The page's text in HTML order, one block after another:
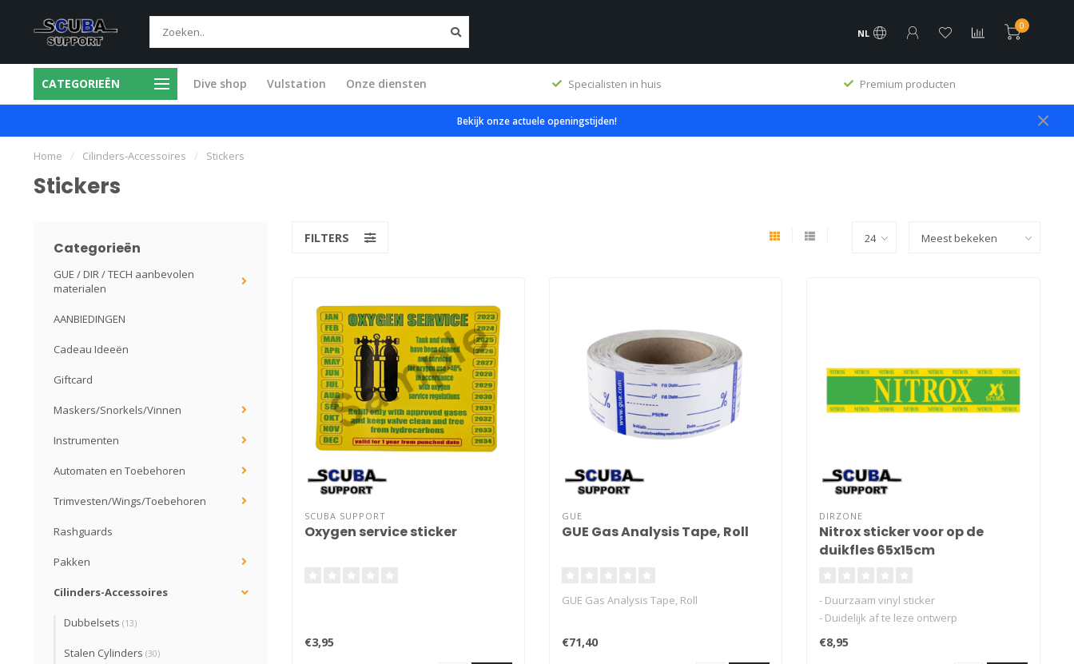
NL
0
CATEGORIEËN Dive shop Vulstation Onze diensten
en vakkundig Specialisten in huis Premium producten Alle service in eigen werkplaats
Bekijk onze actuele openingstijden!
Home / Cilinders-Accessoires / Stickers
Stickers
Categorieën
GUE / DIR / TECH aanbevolen
materialen
AANBIEDINGEN
Cadeau Ideeën
Giftcard
Maskers/Snorkels/Vinnen
Instrumenten
Automaten en Toebehoren
Trimvesten/Wings/Toebehoren
Rashguards
Pakken
Cilinders-Accessoires
Dubbelsets (13)
Stalen Cylinders (30)
FILTERS
SCUBA SUPPORT
Oxygen service sticker
€3,95
GUE
GUE Gas Analysis Tape, Roll
GUE Gas Analysis Tape, Roll
€71,40
DIRZONE
Nitrox sticker voor op de
duikfles 65x15cm
- Duurzaam vinyl sticker
- Duidelijk af te leze ontwerp
- Zeer geschikt voor gebruik onderwater
€8,95